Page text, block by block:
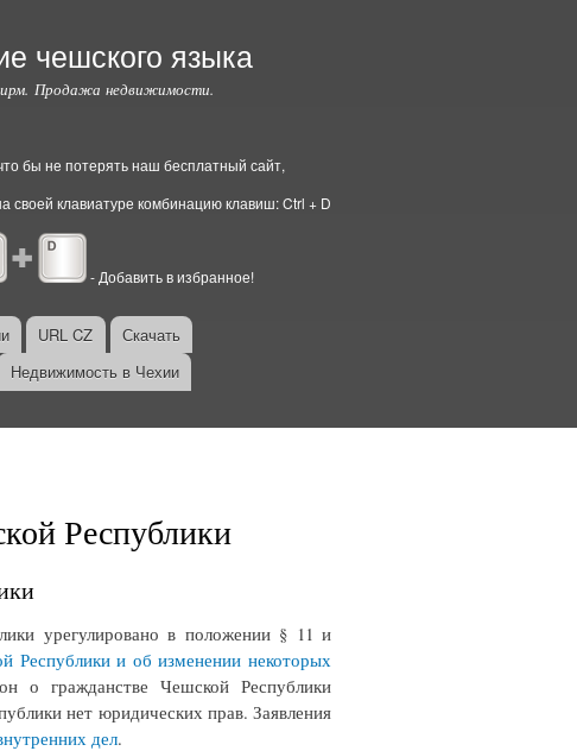
чешского языка
Продажа недвижимости.
бы не потерять наш бесплатный сайт,
своей клавиатуре комбинацию клавиш: Ctrl + D
- Добавить в избранное!
URL CZ
Скачать
Недвижимость в Чехии
Республики
урегулировано в положении § 11 и
Республики и об изменении некоторых
о гражданстве Чешской Республики
нет юридических прав. Заявления
дел.